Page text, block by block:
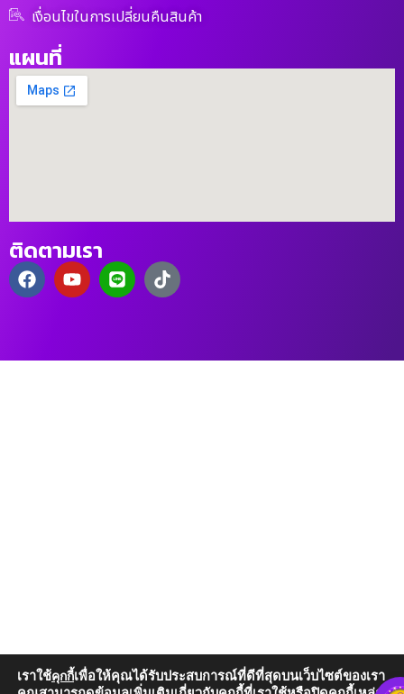
เงื่อนไขในการเปลี่ยนคืนสินค้า
แผนที่
ติดตามเรา
เราใช้คุกกี้เพื่อให้คุณได้รับประสบการณ์ที่ดีที่สุดบนเว็บไซต์ของเรา